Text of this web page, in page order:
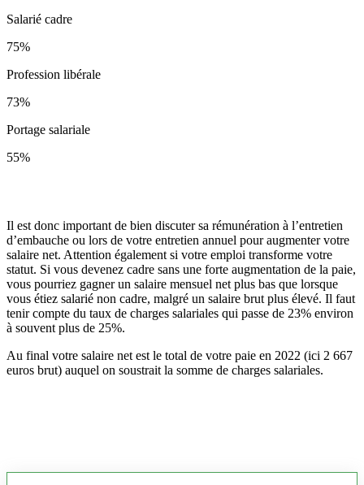
Salarié cadre
75%
Profession libérale
73%
Portage salariale
55%
Il est donc important de bien discuter sa rémunération à l’entretien
d’embauche ou lors de votre entretien annuel pour augmenter votre
salaire net. Attention également si votre emploi transforme votre
statut. Si vous devenez cadre sans une forte augmentation de la paie,
vous pourriez gagner un salaire mensuel net plus bas que lorsque
vous étiez salarié non cadre, malgré un salaire brut plus élevé. Il faut
tenir compte du taux de charges salariales qui passe de 23% environ
à souvent plus de 25%.
Au final votre salaire net est le total de votre paie en 2022 (ici 2 667
euros brut) auquel on soustrait la somme de charges salariales.